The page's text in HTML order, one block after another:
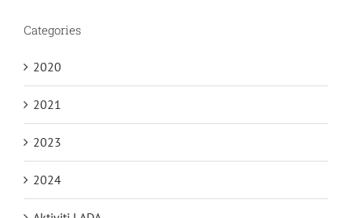
Categories
2020
2021
2023
2024